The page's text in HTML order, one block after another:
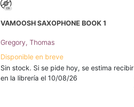
VAMOOSH SAXOPHONE BOOK 1
Gregory, Thomas
Disponible en breve
Sin stock. Si se pide hoy, se estima recibir
en la librería el 10/08/26